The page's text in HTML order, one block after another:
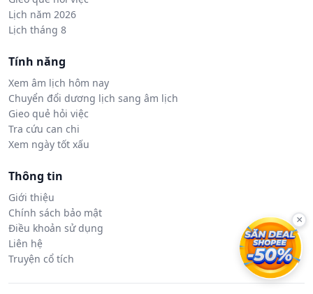
Lịch năm 2026
Lịch tháng 8
Tính năng
Xem âm lịch hôm nay
Chuyển đổi dương lịch sang âm lịch
Gieo quẻ hỏi việc
Tra cứu can chi
Xem ngày tốt xấu
Thông tin
Giới thiệu
Chính sách bảo mật
Điều khoản sử dụng
Liên hệ
Truyện cổ tích
×